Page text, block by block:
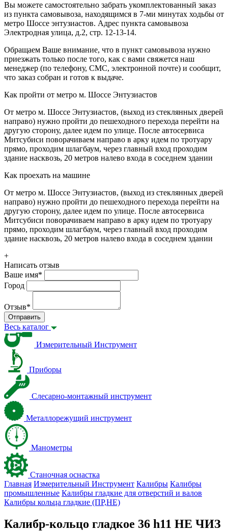
Вы можете самостоятельно забрать укомплектованный заказ
из пункта самовывоза, находящимся в 7-ми минутах ходьбы от
метро Шоссе энтузиастов. Адрес пункта самовывоза
Электродная улица, д.2, стр. 12-13-14.
Обращаем Ваше внимание, что в пункт самовывоза нужно
приезжать только после того, как с вами свяжется наш
менеджер (по телефону, СМС, электронной почте) и сообщит,
что заказ собран и готов к выдаче.
Как пройти от метро м. Шоссе Энтузиастов
От метро м. Шоссе Энтузиастов, (выход из стеклянных дверей
направо) нужно пройти до пешеходного перехода перейти на
другую сторону, далее идем по улице. После автосервиса
Митсубиси поворачиваем направо в арку идем по тротуару
прямо, проходим шлагбаум, через главный вход проходим
здание насквозь, 20 метров налево входа в соседнем здании
Как проехать на машине
От метро м. Шоссе Энтузиастов, (выход из стеклянных дверей
направо) нужно пройти до пешеходного перехода перейти на
другую сторону, далее идем по улице. После автосервиса
Митсубиси поворачиваем направо в арку идем по тротуару
прямо, проходим шлагбаум, через главный вход проходим
здание насквозь, 20 метров налево входа в соседнем здании
+
Написать отзыв
Ваше имя*
Город
Отзыв*
Отправить
Весь каталог
Измерительный Инструмент
Приборы
Слесарно-монтажный инструмент
Металлорежущий инструмент
Манометры
Станочная оснастка
Главная Измерительный Инструмент Калибры Калибры
промышленные Калибры гладкие для отверстий и валов
Калибры кольца гладкие (ПР,НЕ)
Калибр-кольцо гладкое 36 h11 НЕ ЧИЗ